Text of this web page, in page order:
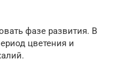
фазе развития. В
цветения и